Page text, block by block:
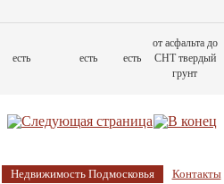
есть есть есть
от асфальта до
СНТ твердый
грунт
Недвижимость Подмосковья Контакты